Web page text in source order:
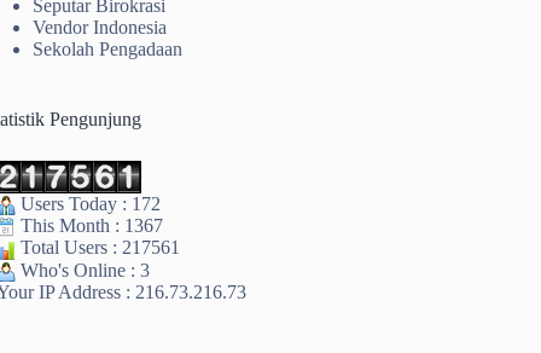
Seputar Birokrasi
Vendor Indonesia
Sekolah Pengadaan
Pengunjung
Users Today : 172
This Month : 1367
Total Users : 217561
Who's Online : 3
IP Address : 216.73.216.73